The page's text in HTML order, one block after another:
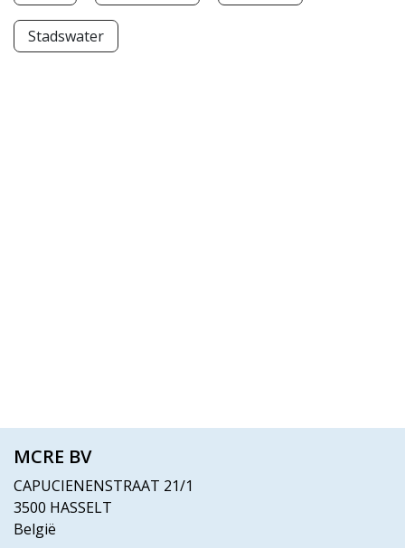
Stadswater
MCRE BV
CAPUCIENENSTRAAT 21/1
3500 HASSELT
België